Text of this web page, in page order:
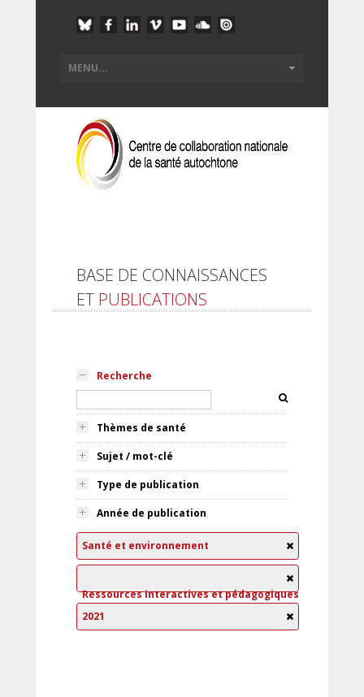
BASE DE CONNAISSANCES
ET PUBLICATIONS
Recherche
Thèmes de santé
Sujet / mot-clé
Type de publication
Année de publication
Santé et environnement
Ressources interactives et pédagogiques
2021